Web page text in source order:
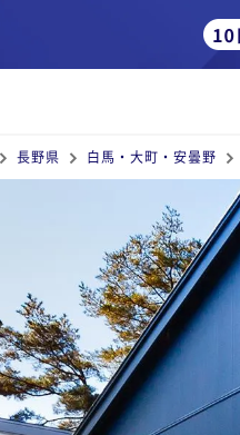
長野県 白馬・大町・安曇野